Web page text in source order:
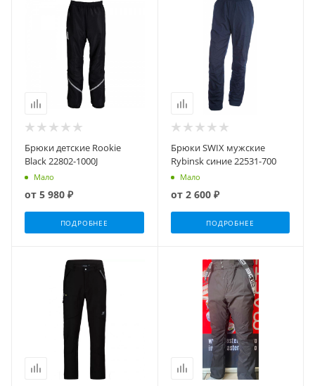
Брюки детские Rookie
Black 22802-1000J
Мало
от 5 980 ₽
ПОДРОБНЕЕ
Брюки SWIX мужские
Rybinsk синие 22531-700
Мало
от 2 600 ₽
ПОДРОБНЕЕ